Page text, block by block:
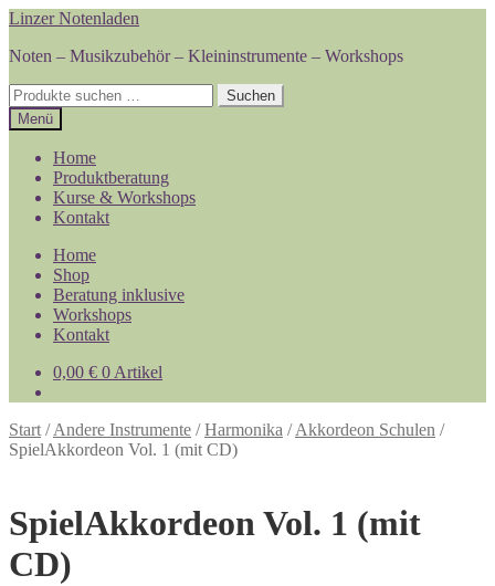
Zur
springen
Zum
springen
Linzer Notenladen
Noten – Musikzubehör – Kleininstrumente – Workshops
Suchen
nach:
Suchen
Menü
Home
Produktberatung
Kurse & Workshops
Kontakt
Home
Shop
Beratung inklusive
Workshops
Kontakt
0,00 € 0 Artikel
Start /Andere Instrumente /Harmonika /Akkordeon Schulen /
SpielAkkordeon Vol. 1 (mit CD)
SpielAkkordeon Vol. 1 (mit
CD)